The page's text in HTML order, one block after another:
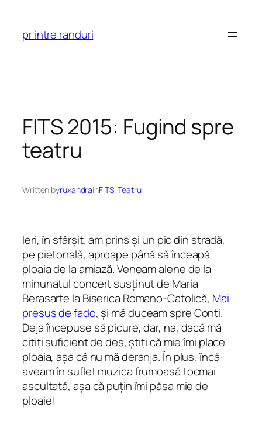
content
pr intre randuri
FITS 2015: Fugind spre
teatru
Written byruxandrainFITS, Teatru
Ieri, în sfârșit, am prins și un pic din stradă,
pe pietonală, aproape până să înceapă
ploaia de la amiază. Veneam alene de la
minunatul concert susținut de Maria
Berasarte la Biserica Romano-Catolică, Mai
presus de fado, și mă duceam spre Conti.
Deja începuse să picure, dar, na, dacă mă
citiți suficient de des, știți că mie îmi place
ploaia, așa că nu mă deranja. În plus, încă
aveam în suflet muzica frumoasă tocmai
ascultată, așa că puțin îmi păsa mie de
ploaie!